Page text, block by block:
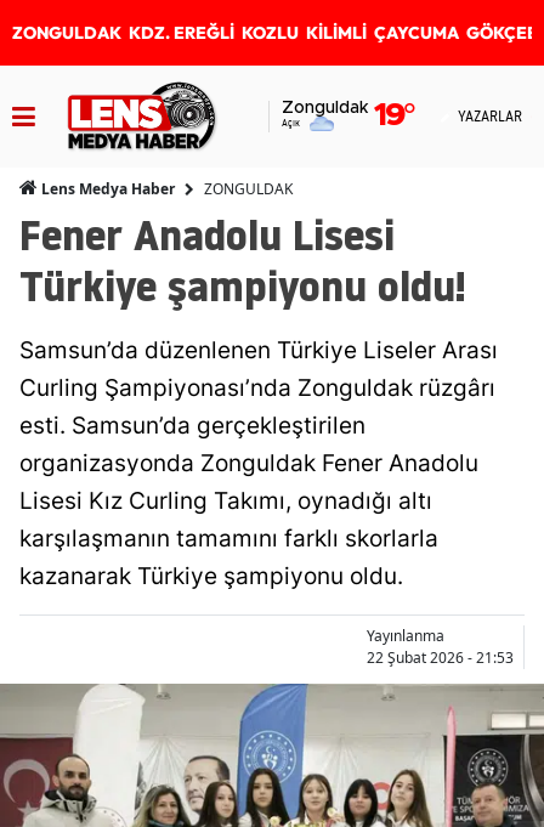
ZONGULDAK KDZ. EREĞLİ KOZLU KİLİMLİ ÇAYCUMA
Zonguldak
Açık 19° YAZARLAR
Lens Medya Haber ZONGULDAK
Fener Anadolu Lisesi
Türkiye şampiyonu oldu!
Samsun’da düzenlenen Türkiye Liseler Arası
Curling Şampiyonası’nda Zonguldak rüzgârı
esti. Samsun’da gerçekleştirilen
organizasyonda Zonguldak Fener Anadolu
Lisesi Kız Curling Takımı, oynadığı altı
karşılaşmanın tamamını farklı skorlarla
kazanarak Türkiye şampiyonu oldu.
Yayınlanma
22 Şubat 2026 - 21:53